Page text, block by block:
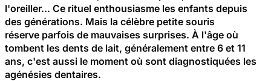
l'oreiller... Ce rituel enthousiasme les enfants depuis
des générations. Mais la célèbre petite souris
réserve parfois de mauvaises surprises. À l'âge où
tombent les dents de lait, généralement entre 6 et 11
ans, c'est aussi le moment où sont diagnostiquées les
agénésies dentaires.